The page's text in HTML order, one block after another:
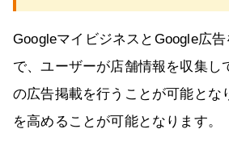
GoogleマイビジネスとGoogle広
で、ユーザーが店舗情報を収集し
の広告掲載を行うことが可能とな
を高めることが可能となります。